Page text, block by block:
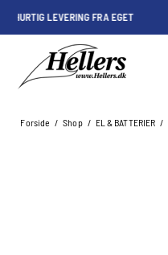
KLIK & HENT I KASTRUP
Forside / Shop / EL & BATTERIER /